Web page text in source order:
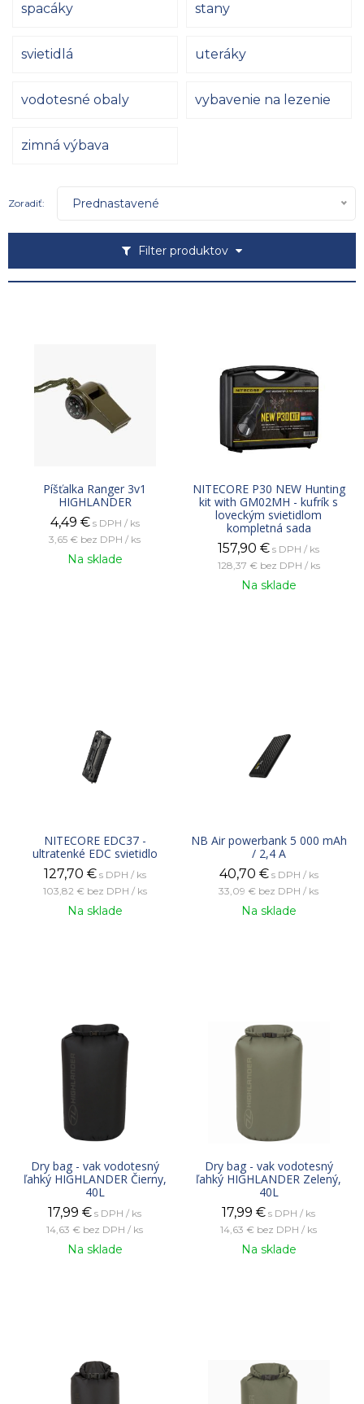
spacáky stany
svietidlá uteráky
vodotesné obaly vybavenie na lezenie
zimná výbava
Filter produktov
Zoradiť: Prednastavené
Píšťalka Ranger 3v1
HIGHLANDER
4,49 € s DPH / ks
3,65 € bez DPH / ks
Na sklade
NITECORE P30 NEW Hunting
kit with GM02MH - kufrík s
loveckým svietidlom
kompletná sada
157,90 € s DPH / ks
128,37 € bez DPH / ks
Na sklade
NITECORE EDC37 -
ultratenké EDC svietidlo
127,70 € s DPH / ks
103,82 € bez DPH / ks
Na sklade
NB Air powerbank 5 000 mAh
/ 2,4 A
40,70 € s DPH / ks
33,09 € bez DPH / ks
Na sklade
Dry bag - vak vodotesný
ľahký HIGHLANDER Čierny,
40L
17,99 € s DPH / ks
14,63 € bez DPH / ks
Na sklade
Dry bag - vak vodotesný
ľahký HIGHLANDER Zelený,
40L
17,99 € s DPH / ks
14,63 € bez DPH / ks
Na sklade